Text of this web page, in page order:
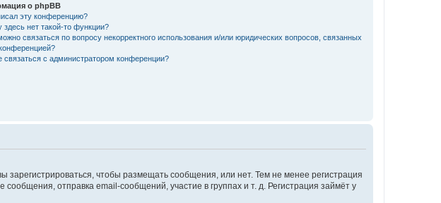
о phpBB
эту конференцию?
здесь нет такой-то функции?
связаться по вопросу некорректного использования и/или юридических вопросов, связанных
связаться с администратором конференции?
чтобы размещать сообщения, или нет. Тем не менее регистрация
отправка email-сообщений, участие в группах и т. д. Регистрация займёт у